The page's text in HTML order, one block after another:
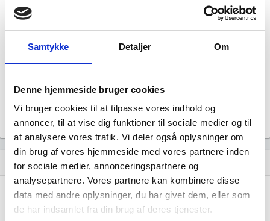
Samtykke Detaljer Om
Denne hjemmeside bruger cookies
Vi bruger cookies til at tilpasse vores indhold og
annoncer, til at vise dig funktioner til sociale medier og til
at analysere vores trafik. Vi deler også oplysninger om
din brug af vores hjemmeside med vores partnere inden
for sociale medier, annonceringspartnere og
analysepartnere. Vores partnere kan kombinere disse
data med andre oplysninger, du har givet dem, eller som
de har indsamlet fra din brug af deres tjenester.
JapanbyNana
Revisor
Uoplyst
Uoplyst
Tegningsregel
Uoplyst
show_chart Udvikling i antal ansatte